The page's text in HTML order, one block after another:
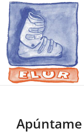
Saltar
contenido
Apúntame